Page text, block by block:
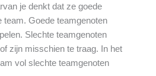
je denkt dat ze goede
team. Goede teamgenoten
Slechte teamgenoten
zijn misschien te traag. In het
vol slechte teamgenoten